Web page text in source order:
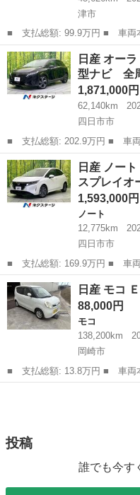
津市
■ 支払総額: 99.9万円 ■ 車両本体価格： 921,000 円 ■ メーカー
名： 日産 ■ 車種名： ル
ｌｕｅｔｏｏｔｈ ＴＶ 全
クリアランス...
三重 津市 その他
日産 オー
型ナビ 全
1,871,000円
62,140km
四日市市
■ 支払総額: 202.9万円 ■ 車両本体価格： 1,871,000 円 ■ メーカ
ー名： 日産 ■ 車種名： オ
ディション 純正９型ナビ
禁煙車 ...
三重 四日市市
日産 ノー
スプレイ
1,593,000円
ノート
12,775km
四日市市
■ 支払総額: 169.9万円 ■ 車両本体価格： 1,593,000 円 ■ メーカ
ー名： 日産 ■ 車種名： ノ
メラ 純正９型ディスプレイ
煙車 ド...
三重 四日市市
日産 モコ
88,000円
モコ
138,200km
岡崎市
■ 支払総額: 13.8万円 ■ 車両本体価格： 88,000 円 ■ メーカー
名： 日産 ■ 車種名： モコ
■ 排気量： 660cc ■ ドア枚
投稿
誰でも今す